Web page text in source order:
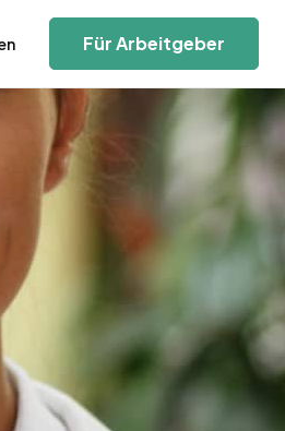
Für Arbeitgeber